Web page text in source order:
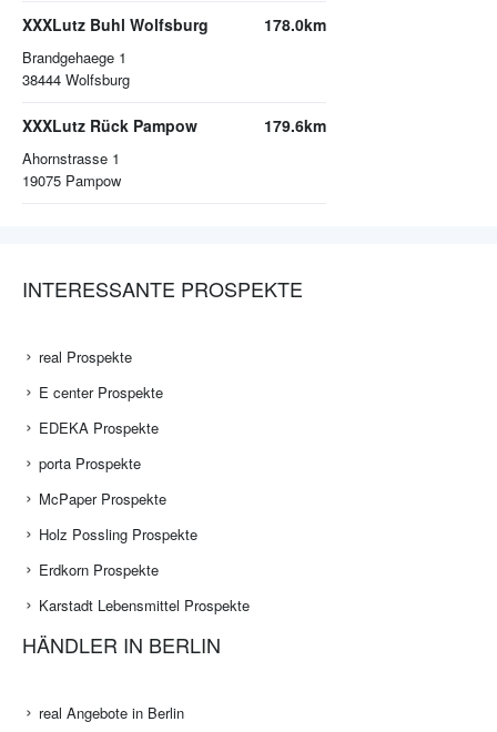
XXXLutz Buhl Wolfsburg
Brandgehaege 1
38444 Wolfsburg
178.0km
XXXLutz Rück Pampow
Ahornstrasse 1
19075 Pampow
179.6km
INTERESSANTE PROSPEKTE
real Prospekte
E center Prospekte
EDEKA Prospekte
porta Prospekte
McPaper Prospekte
Holz Possling Prospekte
Erdkorn Prospekte
Karstadt Lebensmittel Prospekte
HÄNDLER IN BERLIN
real Angebote in Berlin